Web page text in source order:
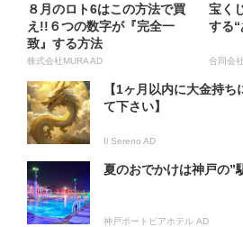
８月のロト6はこの方法で買
え!!６つの数字が『完全一
致』する方法
株式会社MURA AD
宝く
する“
合同会
【1ヶ月以内に大金持
て下さい】
Il Sereno AD
夏のおでかけは神戸の”
神戸ポートピアホテル AD